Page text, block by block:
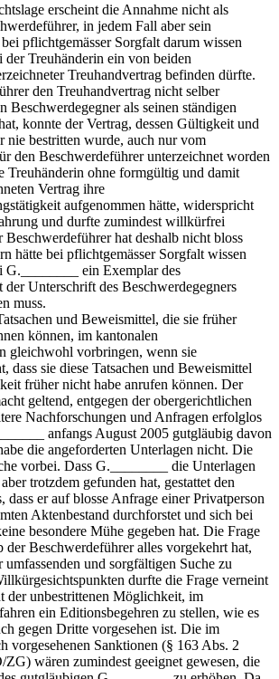
erscheint die Annahme nicht als
in jedem Fall aber sein
pflichtgemässer Sorgfalt darum wissen
der Treuhänderin ein von beiden
Treuhandvertrag befinden dürfte.
den Treuhandvertrag nicht selber
Beschwerdegegner als seinen ständigen
konnte der Vertrag, dessen Gültigkeit und
nie bestritten wurde, auch nur vom
den Beschwerdeführer unterzeichnet worden
Treuhänderin ohne formgültig und damit
Vertrag ihre
aufgenommen hätte, widerspricht
und durfte zumindest willkürfrei
hat deshalb nicht bloss
hätte bei pflichtgemässer Sorgfalt wissen
G.________ ein Exemplar des
der Unterschrift des Beschwerdegegners
muss.
und Beweismittel, die sie früher
können, im kantonalen
gleichwohl vorbringen, wenn sie
dass sie diese Tatsachen und Beweismittel
früher nicht habe anrufen können. Der
geltend, entgegen der obergerichtlichen
Nachforschungen und Anfragen erfolglos
anfangs August 2005 gutgläubig davon
die angeforderten Unterlagen nicht. Die
vorbei. Dass G.________ die Unterlagen
trotzdem gefunden hat, gestattet den
er auf blosse Anfrage einer Privatperson
Aktenbestand durchforstet und sich bei
besondere Mühe gegeben hat. Die Frage
der Beschwerdeführer alles vorgekehrt hat,
und sorgfältigen Suche zu
durfte die Frage verneint
der unbestrittenen Möglichkeit, im
ein Editionsbegehren zu stellen, wie es
gegen Dritte vorgesehen ist. Die im
vorgesehenen Sanktionen (§ 163 Abs. 2
wären zumindest geeignet gewesen, die